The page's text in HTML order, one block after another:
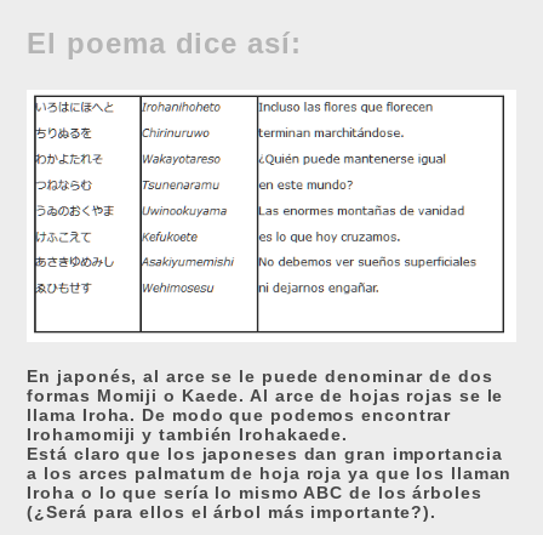
El poema dice así:
En japonés, al arce se le puede denominar de dos
formas Momiji o Kaede. Al arce de hojas rojas se le
llama Iroha. De modo que podemos encontrar
Irohamomiji y también Irohakaede.
Está claro que los japoneses dan gran importancia
a los arces palmatum de hoja roja ya que los llaman
Iroha o lo que sería lo mismo ABC de los árboles
(¿Será para ellos el árbol más importante?).